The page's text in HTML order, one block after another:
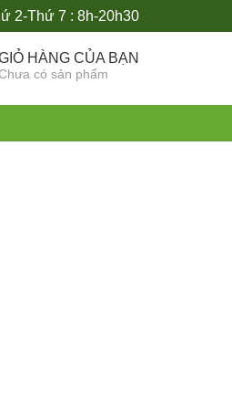
2-Thứ 7 : 8h-20h30
HÀNG CỦA BẠN
có sản phẩm